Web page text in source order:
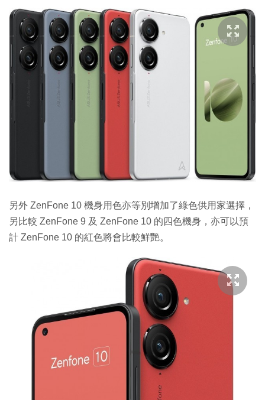
另外 ZenFone 10 機身用色亦等別增加了綠色供用家選擇，
另比較 ZenFone 9 及 ZenFone 10 的四色機身，亦可以預
計 ZenFone 10 的紅色將會比較鮮艷。